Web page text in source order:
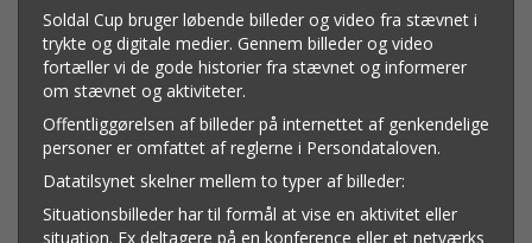
Soldal Cup bruger løbende billeder og video fra stævnet i
trykte og digitale medier. Gennem billeder og video
fortæller vi de gode historier fra stævnet og informerer
om stævnet og aktiviteter.
Offentliggørelsen af billeder på internettet af genkendelige
personer er omfattet af reglerne i Persondataloven.
Datatilsynet skelner mellem to typer af billeder:
Situationsbilleder har til formål at vise en aktivitet eller
situation. Fx deltagere på en konference eller et netværks